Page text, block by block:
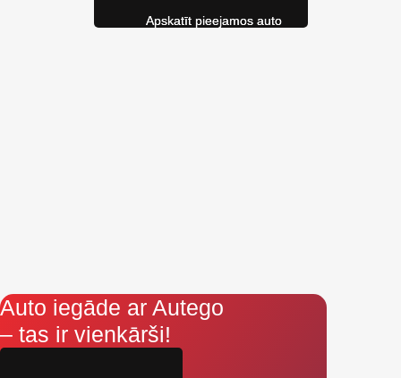
Auto iegāde ar Autego
– tas ir vienkārši!